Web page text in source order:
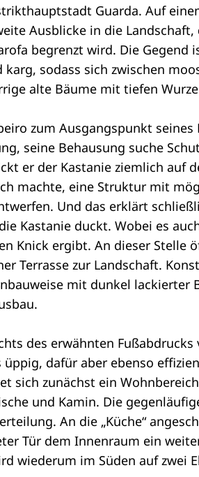
Guarda. Auf
Ausblicke in die Landschaft,
begrenzt wird. Die Gegend
sodass sich zwischen
alte Bäume mit tiefen
zum Ausgangspunkt
seine Behausung suche
er der Kastanie ziemlich auf
machte, eine Struktur mit
Und das erklärt
Kastanie duckt. Wobei es
Knick ergibt. An dieser Stelle
Terrasse zur Landschaft.
mit dunkel lackierter
des erwähnten Fußabdrucks
dafür aber ebenso
sich zunächst ein
und Kamin. Die
An die „Küche“
Tür dem Innenraum ein
wiederum im Süden auf zwei